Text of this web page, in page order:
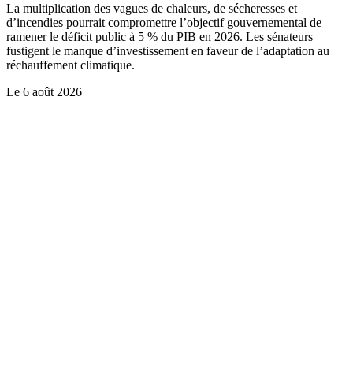
La multiplication des vagues de chaleurs, de sécheresses et
d’incendies pourrait compromettre l’objectif gouvernemental de
ramener le déficit public à 5 % du PIB en 2026. Les sénateurs
fustigent le manque d’investissement en faveur de l’adaptation au
réchauffement climatique.
Le 6 août 2026